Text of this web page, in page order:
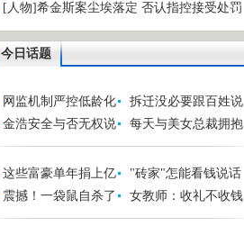
[人物]希金斯案尘埃落定 否认指控接受处罚
今日话题
网监机制严控低龄化
拆迁没必要跟百姓说
金浩安全与否无权说
每天与美女总裁拥抱
这些富豪单年捐上亿
"砖家"怎能看钱说话
震撼！一袋鼠自杀了
女教师：收礼不收钱